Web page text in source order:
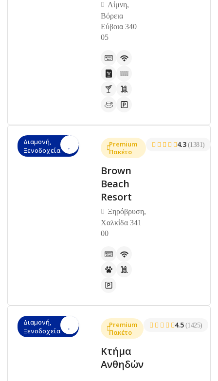
Λίμνη,
Βόρεια
Εύβοια 340
05
Διαμονή,
Ξενοδοχεία
Premium
Πακέτο
Brown
Beach
Resort
Ξηρόβρυση,
Χαλκίδα 341
00
4.3 (1381)
Διαμονή,
Ξενοδοχεία
Premium
Πακέτο
Κτήμα
Ανθηδών
4.5 (1425)